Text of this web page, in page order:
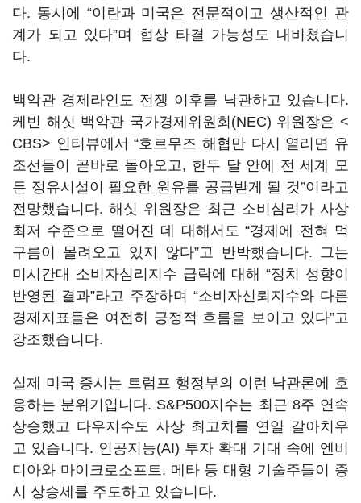
다. 동시에 “이란과 미국은 전문적이고 생산적인 관
계가 되고 있다”며 협상 타결 가능성도 내비쳤습니
다.
백악관 경제라인도 전쟁 이후를 낙관하고 있습니다.
케빈 해싯 백악관 국가경제위원회(NEC) 위원장은 <
CBS> 인터뷰에서 “호르무즈 해협만 다시 열리면 유
조선들이 곧바로 돌아오고, 한두 달 안에 전 세계 모
든 정유시설이 필요한 원유를 공급받게 될 것”이라고
전망했습니다. 해싯 위원장은 최근 소비심리가 사상
최저 수준으로 떨어진 데 대해서도 “경제에 전혀 먹
구름이 몰려오고 있지 않다”고 반박했습니다. 그는
미시간대 소비자심리지수 급락에 대해 “정치 성향이
반영된 결과”라고 주장하며 “소비자신뢰지수와 다른
경제지표들은 여전히 긍정적 흐름을 보이고 있다”고
강조했습니다.
실제 미국 증시는 트럼프 행정부의 이런 낙관론에 호
응하는 분위기입니다. S&P500지수는 최근 8주 연속
상승했고 다우지수도 사상 최고치를 연일 갈아치우
고 있습니다. 인공지능(AI) 투자 확대 기대 속에 엔비
디아와 마이크로소프트, 메타 등 대형 기술주들이 증
시 상승세를 주도하고 있습니다.